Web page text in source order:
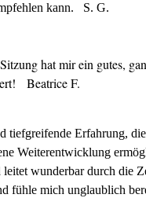
kann. S. G.
hat mir ein gutes,
Beatrice F.
tiefgreifende Erfahrung,
Weiterentwicklung
leitet wunderbar durch die
fühle mich unglaublich